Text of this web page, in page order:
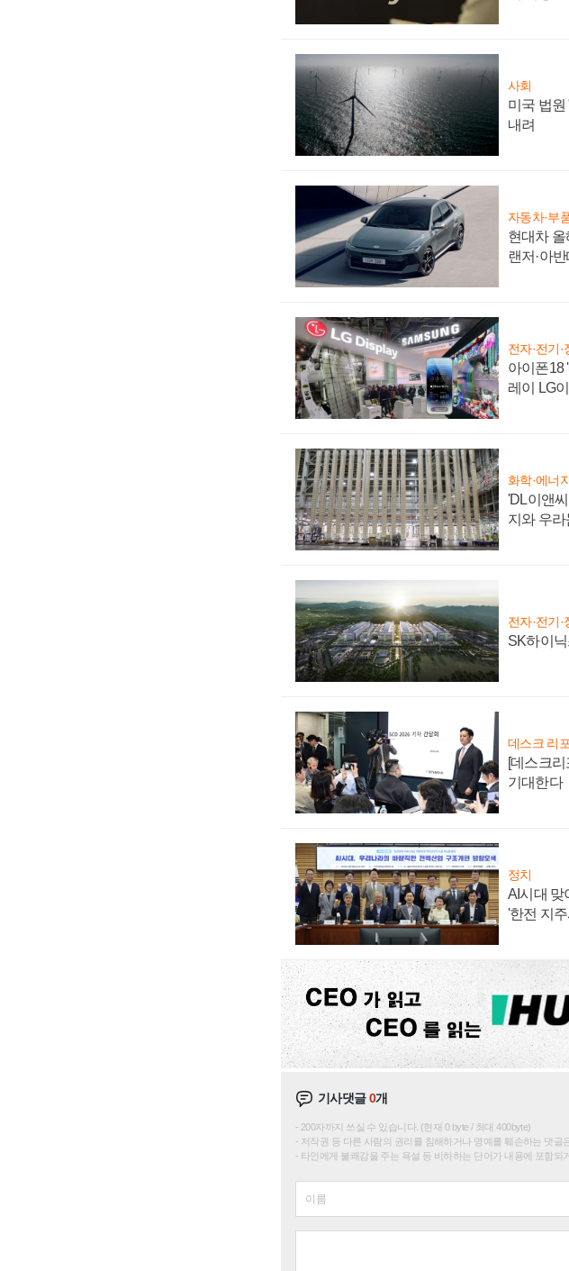
사회
미국 법
내려
자동차·부
현대차
랜저·아
전자·전기·
아이폰18
레이 LG
화학·에너
'DL이앤
지와 우라
전자·전기·
SK하이
데스크 리
[데스크
기대한다
정치
AI시대 맞
'한전 지
기사댓글0개
200자까지 쓰실 수 있습니다. (현재 0 byte / 최대 400byte)
저작권 등 다른 사람의 권리를 침해하거나 명예를 훼손하는 댓글
타인에게 불쾌감을 주는 욕설 등 비하하는 단어가 내용에 포함